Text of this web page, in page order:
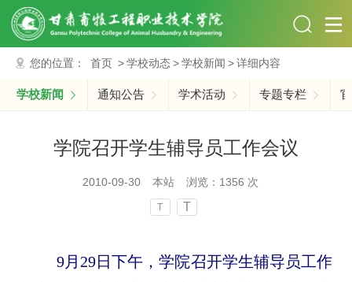
您的位置： 首页 >学校动态>学校新闻 >详细内容
学校新闻 通知公告 学术活动 专题专栏
学院召开学生辅导员工作会议
2010-09-30 本站 浏览： 1356 次
T T
9月 29日下午，学院召开学生辅导员工作